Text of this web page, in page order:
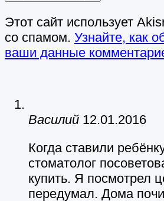
Этот сайт использует
со спамом. Узнайте, как
ваши данные
Василий 12.01.2016
Когда ставили
стоматолог
купить. Я посмотрел
передумал. Дома